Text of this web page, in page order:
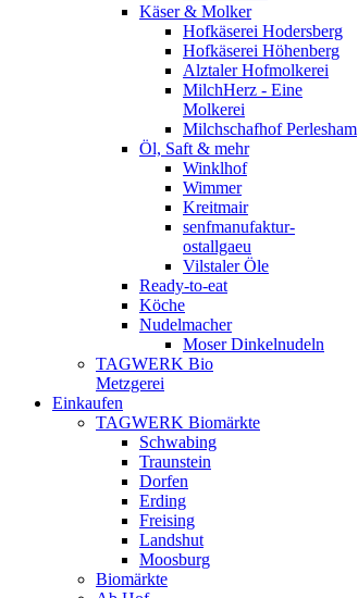
Käser & Molker
Hofkäserei Hodersberg
Hofkäserei Höhenberg
Alztaler Hofmolkerei
MilchHerz - Eine
Molkerei
Milchschafhof Perlesham
Öl, Saft & mehr
Winklhof
Wimmer
Kreitmair
senfmanufaktur-
ostallgaeu
Vilstaler Öle
Ready-to-eat
Köche
Nudelmacher
Moser Dinkelnudeln
TAGWERK Bio
Metzgerei
Einkaufen
TAGWERK Biomärkte
Schwabing
Traunstein
Dorfen
Erding
Freising
Landshut
Moosburg
Biomärkte